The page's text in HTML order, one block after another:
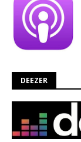
DEEZER